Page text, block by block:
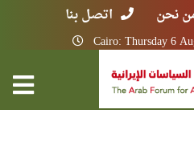
نحن اتصل بنا
Cairo: Thursday 6